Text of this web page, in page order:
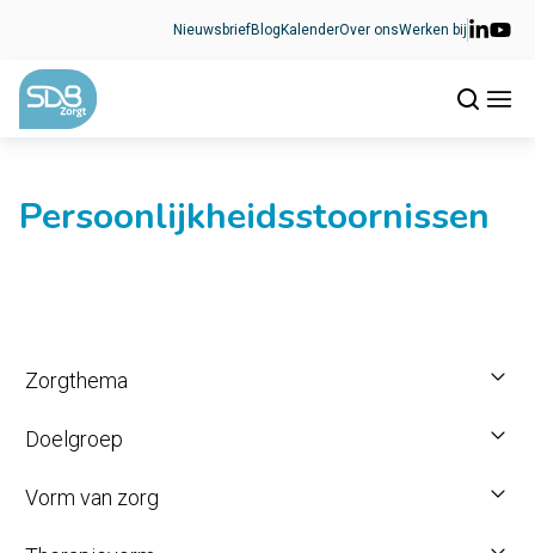
NieuwsbriefBlog KalenderOver onsWerken bij
Persoonlijkheidsstoornissen
Zorgthema
Doelgroep
Vorm van zorg